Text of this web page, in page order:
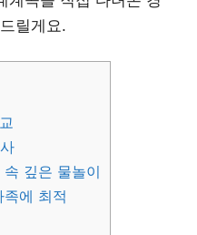
릴게요.
깊은 물놀이
에 최적